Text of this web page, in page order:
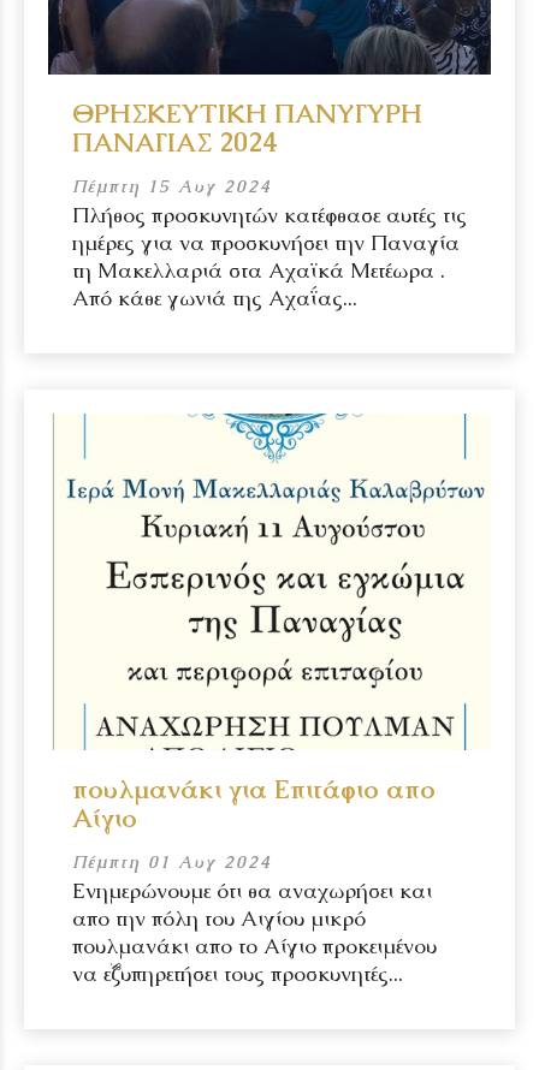
ΘΡΗΣΚΕΥΤΙΚΗ ΠΑΝΥΓΥΡΗ
ΠΑΝΑΓΙΑΣ 2024
Πέμπτη 15 Αυγ 2024
Πλήθος προσκυνητών κατέφθασε αυτές τις
ημέρες για να προσκυνήσει την Παναγία
τη Μακελλαριά στα Αχαϊκά Μετέωρα .
Από κάθε γωνιά της Αχαΐας...
πουλμανάκι για Επιτάφιο απο
Αίγιο
Πέμπτη 01 Αυγ 2024
Ενημερώνουμε ότι θα αναχωρήσει και
απο την πόλη του Αιγίου μικρό
πουλμανάκι απο το Αίγιο προκειμένου
να εξυπηρετήσει τους προσκυνητές...